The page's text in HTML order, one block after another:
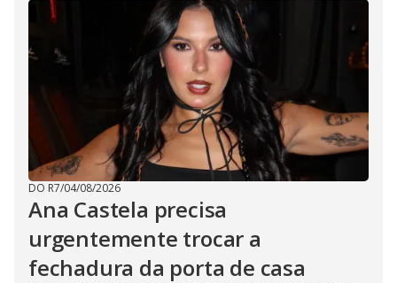
DO R7/04/08/2026
Ana Castela precisa
urgentemente trocar a
fechadura da porta de casa